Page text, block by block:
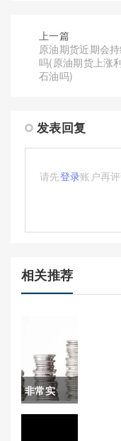
上一篇
原油期货近期会
吗(原油期货上涨
石油吗)
发表回复
请先登录账户再
相关推荐
非常实
用！宙斯